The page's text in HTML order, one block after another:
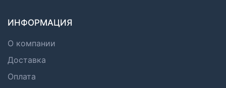
ИНФОРМАЦИЯ
О компании
Доставка
Оплата